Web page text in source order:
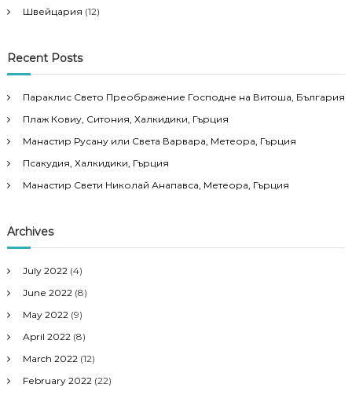
Швейцария (12)
Recent Posts
Параклис Свето Преображение Господне на Витоша, България
Плаж Ковиу, Ситония, Халкидики, Гърция
Манастир Русану или Света Варвара, Метеора, Гърция
Псакудия, Халкидики, Гърция
Манастир Свети Николай Анапавса, Метеора, Гърция
Archives
July 2022 (4)
June 2022 (8)
May 2022 (9)
April 2022 (8)
March 2022 (12)
February 2022 (22)